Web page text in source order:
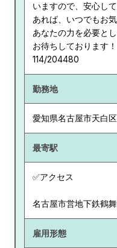
いますので、安心し
あれば、いつでもお
あなたの力を必要と
お待ちしております！
114/204480
勤務地
愛知県名古屋市天白
最寄駅
✅アクセス
名古屋市営地下鉄鶴
雇用形態